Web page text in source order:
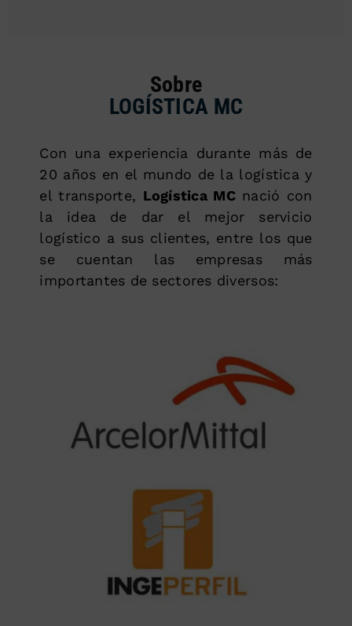
Sobre
LOGÍSTICA MC
Con una experiencia durante más de
20 años en el mundo de la logística y
el transporte, Logística MCnació con
la idea de dar el mejor servicio
logístico a sus clientes, entre los que
se cuentan las empresas más
importantes de sectores diversos: